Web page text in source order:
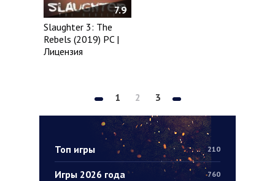
Топ игры 210
Игры 2026 года 760
7.9
Slaughter 3: The
Rebels (2019) PC |
Лицензия
1 2 3